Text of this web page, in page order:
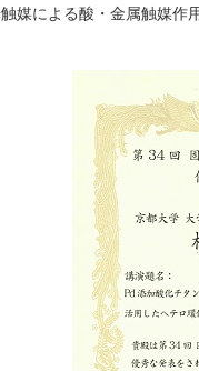
媒による酸・金属触媒作